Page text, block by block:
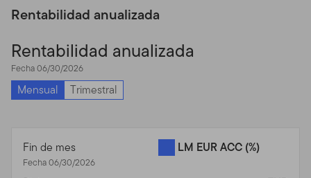
Rentabilidad anualizada
Rentabilidad anualizada
Fecha 06/30/2026
Mensual Trimestral
Fin de mes
Fecha 06/30/2026
LM EUR ACC (%)